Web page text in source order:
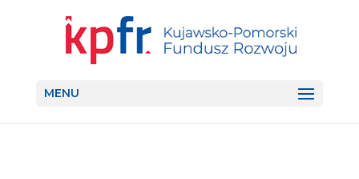
MENU